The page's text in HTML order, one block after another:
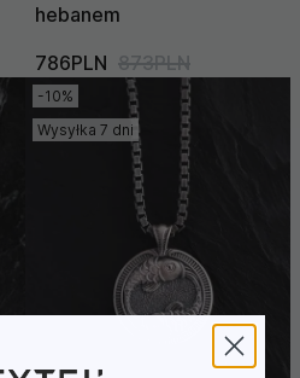
hebanem
786PLN 873PLN
-10%
Wysyłka 7 dni